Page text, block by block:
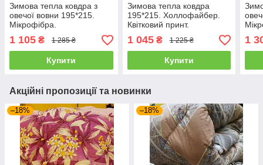
Зимова тепла ковдра з
овечої вовни 195*215.
Мікрофібра.
1 105 ₴ 1 285 ₴
Купити
Зимова тепла ковдра
195*215. Холлофайбер.
Квітковий принт.
1 045₴ 1 225 ₴
Купити
1
Акційні пропозиції та новинки
–18% –18%